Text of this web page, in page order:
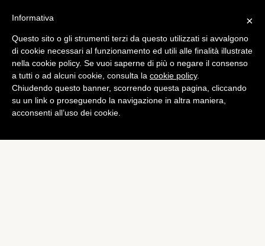
×
Informativa
Questo sito o gli strumenti terzi da questo utilizzati si avvalgono
di cookie necessari al funzionamento ed utili alle finalità illustrate
nella cookie policy. Se vuoi saperne di più o negare il consenso
a tutti o ad alcuni cookie, consulta la cookie policy.
Chiudendo questo banner, scorrendo questa pagina, cliccando
su un link o proseguendo la navigazione in altra maniera,
acconsenti all’uso dei cookie.